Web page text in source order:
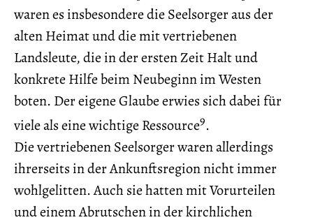
waren es insbesondere die Seelsorger aus der
alten Heimat und die mit vertriebenen
Landsleute, die in der ersten Zeit Halt und
konkrete Hilfe beim Neubeginn im Westen
boten. Der eigene Glaube erwies sich dabei für
viele als eine wichtige Ressource9.
Die vertriebenen Seelsorger waren allerdings
ihrerseits in der Ankunftsregion nicht immer
wohlgelitten. Auch sie hatten mit Vorurteilen
und einem Abrutschen in der kirchlichen